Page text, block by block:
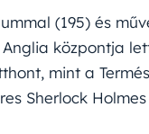
(195) és
központja
mint a
Sherlock